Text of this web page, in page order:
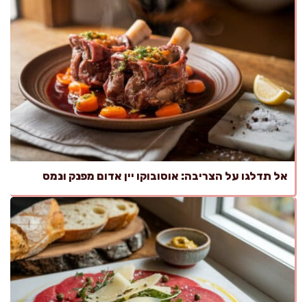
אל תדלגו על הצריבה: אוסובוקו יין אדום מפנק ונמס